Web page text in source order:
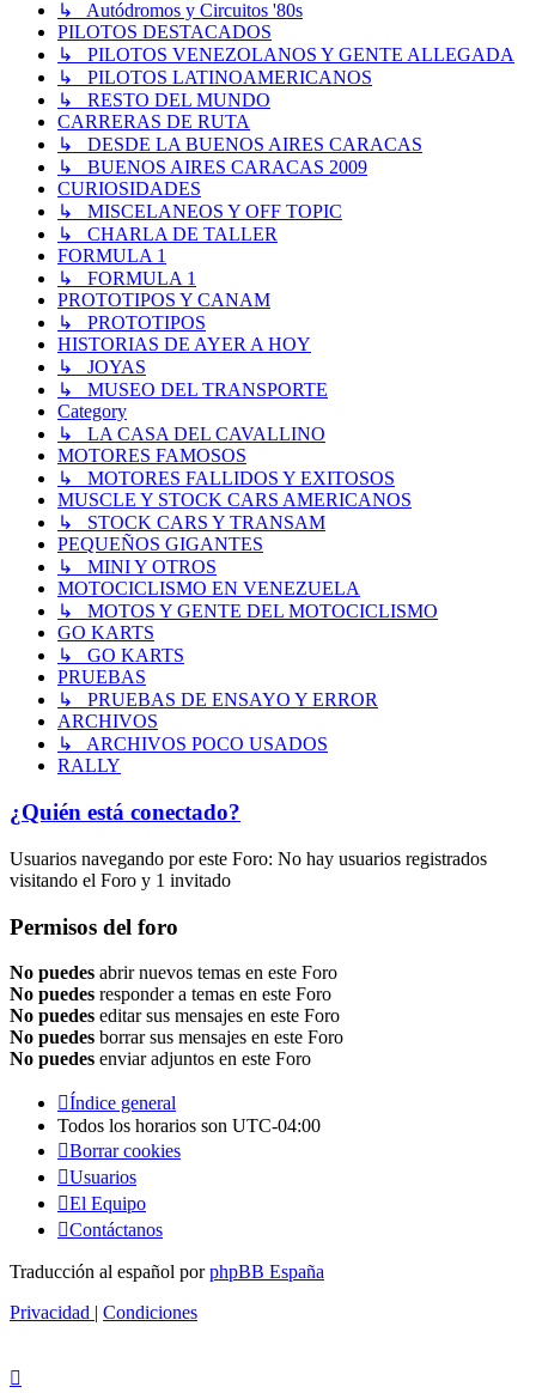
↳ Autódromos y Circuitos '80s
PILOTOS DESTACADOS
↳ PILOTOS VENEZOLANOS Y GENTE ALLEGADA
↳ PILOTOS LATINOAMERICANOS
↳ RESTO DEL MUNDO
CARRERAS DE RUTA
↳ DESDE LA BUENOS AIRES CARACAS
↳ BUENOS AIRES CARACAS 2009
CURIOSIDADES
↳ MISCELANEOS Y OFF TOPIC
↳ CHARLA DE TALLER
FORMULA 1
↳ FORMULA 1
PROTOTIPOS Y CANAM
↳ PROTOTIPOS
HISTORIAS DE AYER A HOY
↳ JOYAS
↳ MUSEO DEL TRANSPORTE
Category
↳ LA CASA DEL CAVALLINO
MOTORES FAMOSOS
↳ MOTORES FALLIDOS Y EXITOSOS
MUSCLE Y STOCK CARS AMERICANOS
↳ STOCK CARS Y TRANSAM
PEQUEÑOS GIGANTES
↳ MINI Y OTROS
MOTOCICLISMO EN VENEZUELA
↳ MOTOS Y GENTE DEL MOTOCICLISMO
GO KARTS
↳ GO KARTS
PRUEBAS
↳ PRUEBAS DE ENSAYO Y ERROR
ARCHIVOS
↳ ARCHIVOS POCO USADOS
RALLY
¿Quién está conectado?
Usuarios navegando por este Foro: No hay usuarios registrados
visitando el Foro y 1 invitado
Permisos del foro
No puedes abrir nuevos temas en este Foro
No puedes responder a temas en este Foro
No puedes editar sus mensajes en este Foro
No puedes borrar sus mensajes en este Foro
No puedes enviar adjuntos en este Foro
Índice general
Todos los horarios son UTC-04:00
Borrar cookies
Usuarios
El Equipo
Contáctanos
Traducción al español porphpBB España
Privacidad | Condiciones